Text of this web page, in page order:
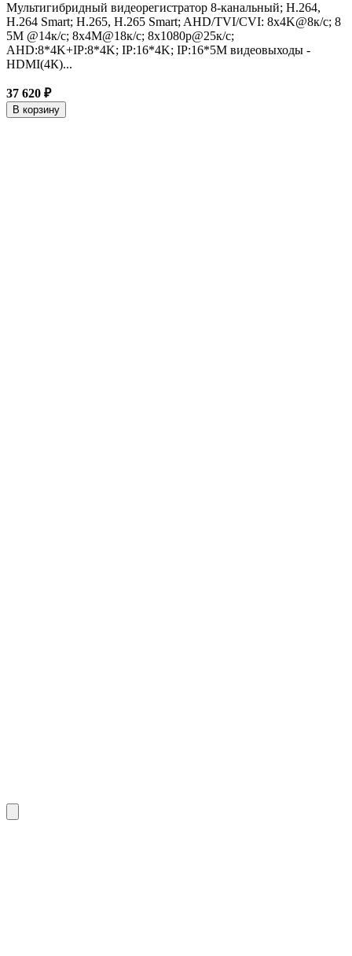
Мультигибридный видеорегистратор 8-канальный; H.264,
H.264 Smart; H.265, H.265 Smart; AHD/TVI/CVI: 8х4K@8к/с; 8
5M @14к/с; 8х4M@18к/с; 8х1080p@25к/с;
AHD:8*4K+IP:8*4K; IP:16*4K; IP:16*5M видеовыходы -
HDMI(4К)...
37 620 ₽
В корзину